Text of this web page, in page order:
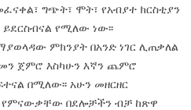
ግጭት፣ ሞት፣ የአብያተ ክርስቲያን
የሚለው ነው፡፡
ምክንያት በአንድ ነገር ሊጠቃለል
ጀምሮ እስካሁን እኛን ጨምሮ
በሚለው፡፡ አሁን መዘርዘር
የምናውቃቸው በደሎቻችን ብቻ ከጽዋ